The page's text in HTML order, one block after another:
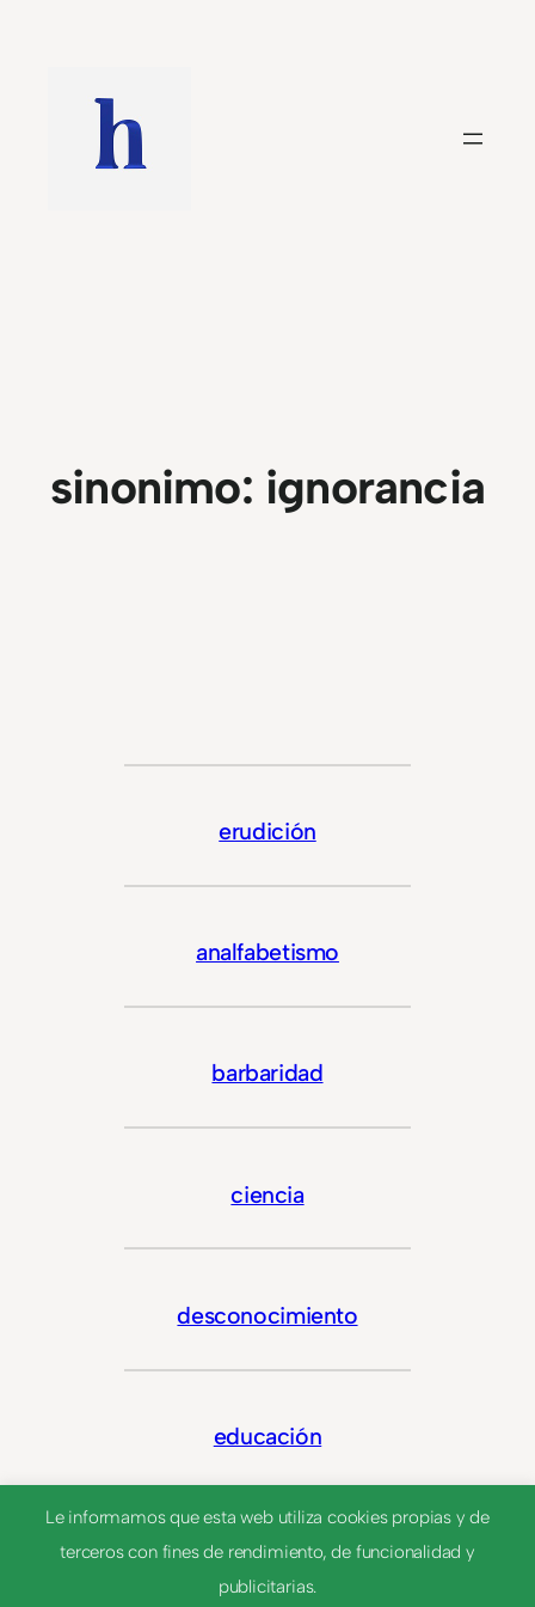
contenido
sinonimo: ignorancia
erudición
analfabetismo
barbaridad
ciencia
desconocimiento
educación
enseñanza
Le informamos que esta web utiliza cookies propias y de
terceros con fines de rendimiento, de funcionalidad y
publicitarias.